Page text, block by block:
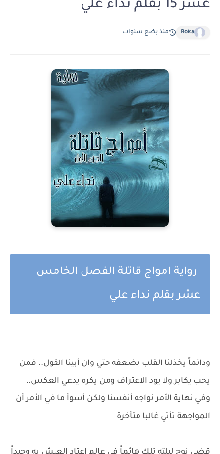
عشر 15 بقلم نداء علي
Roka منذ بضع سنوات
رواية امواج قاتلة الفصل الخامس
عشر بقلم نداء علي
ودائماً يخذلنا القلب بضعفه حتي وان أبينا القول.. فمن
يحب يكابر ولا يود الاعتراف ومن يكره يدعي العكس..
وفي نهاية الأمر نواجه أنفسنا ولكن أسوأ ما في الأمر أن
المواجهة تأتي غالبا متأخرة
قضى نوح ليلته تلك هائماً في عالم اعتاد العيش به وحيداً